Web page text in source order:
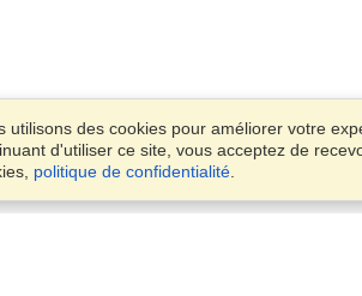
utilisons des cookies pour améliorer votre
d'utiliser ce site, vous acceptez de
politique de confidentialité